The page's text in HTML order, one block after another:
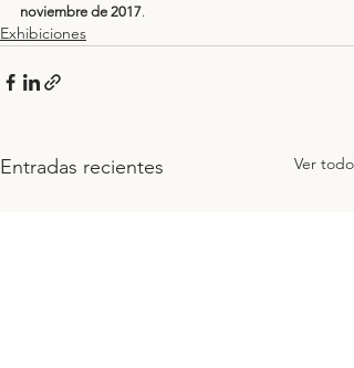
noviembre de 2017.
Exhibiciones
Entradas recientes Ver todo